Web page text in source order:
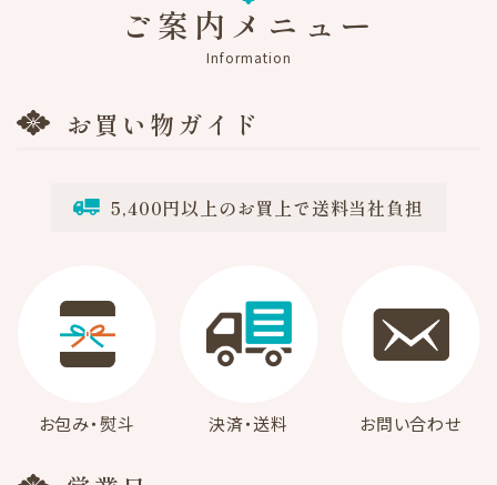
キーワード
カテゴリ
ご案内メニュー
Information
お買い物ガイド
5,400円以上のお買上で送料当社負担
お包み・熨斗 決済・送料 お問い合わせ